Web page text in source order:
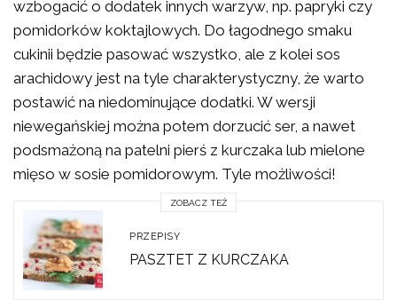
wzbogacić o dodatek innych warzyw, np. papryki czy
pomidorków koktajlowych. Do łagodnego smaku
cukinii będzie pasować wszystko, ale z kolei sos
arachidowy jest na tyle charakterystyczny, że warto
postawić na niedominujące dodatki. W wersji
niewegańskiej można potem dorzucić ser, a nawet
podsmażoną na patelni pierś z kurczaka lub mielone
mięso w sosie pomidorowym. Tyle możliwości!
ZOBACZ TEŻ
PRZEPISY
PASZTET Z KURCZAKA